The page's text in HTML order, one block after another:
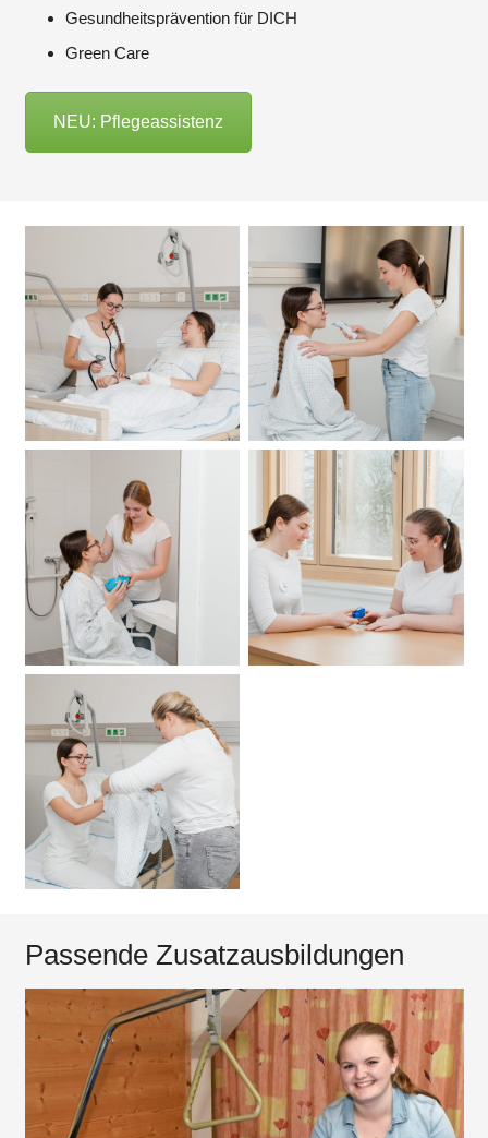
Gesundheitsprävention für DICH
Green Care
NEU: Pflegeassistenz
Passende Zusatzausbildungen